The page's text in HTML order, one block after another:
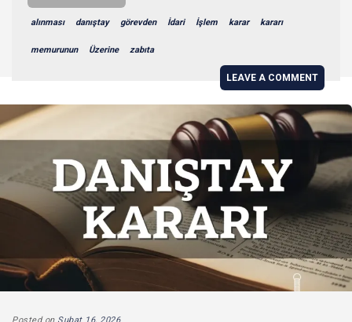
alınması danıştay görevden İdari İşlem karar kararı
memurunun Üzerine zabıta
LEAVE A COMMENT